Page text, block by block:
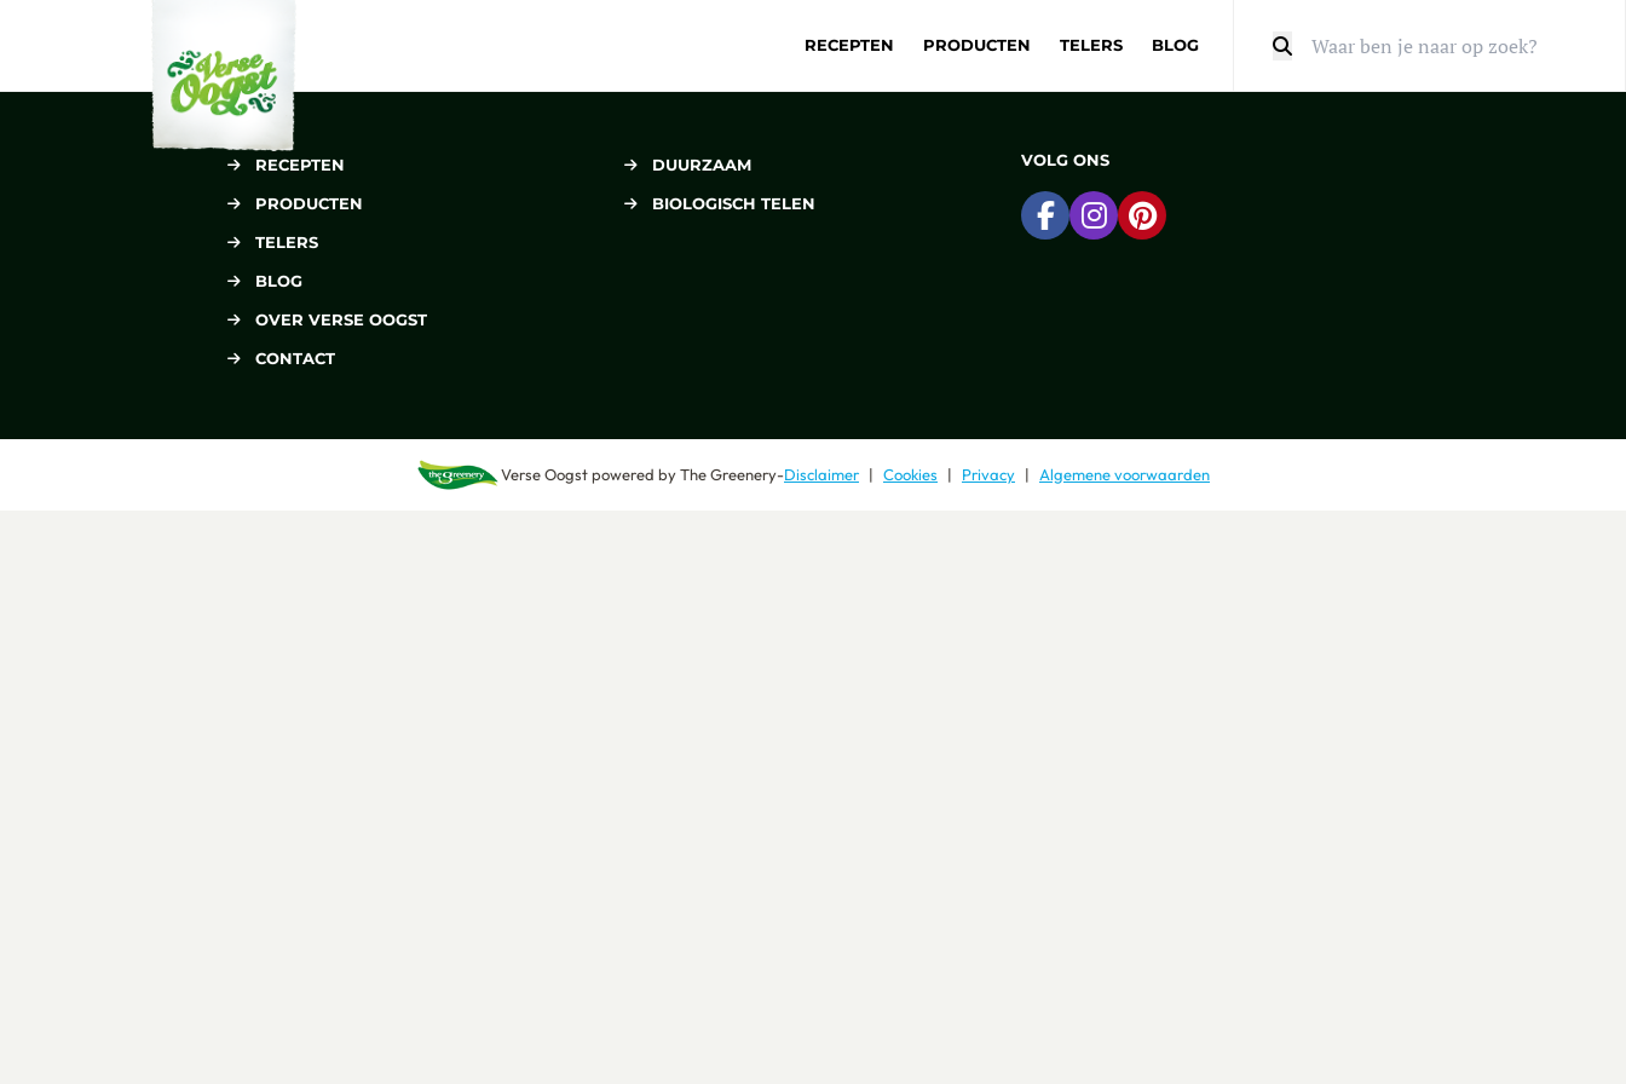
RECEPTEN PRODUCTEN TELERS BLOG
RECEPTEN
PRODUCTEN
TELERS
BLOG
OVER VERSE OOGST
CONTACT
DUURZAAM
BIOLOGISCH TELEN
VOLG ONS
Ga naar Facebook
Ga naar Instagram
Ga naar Pinterest
Verse Oogstpowered byThe Greenery-Disclaimer Cookies Privacy Algemene voorwaarden